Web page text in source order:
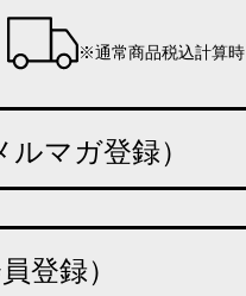
※通常商品税込計算時
マガ登録）
登録）